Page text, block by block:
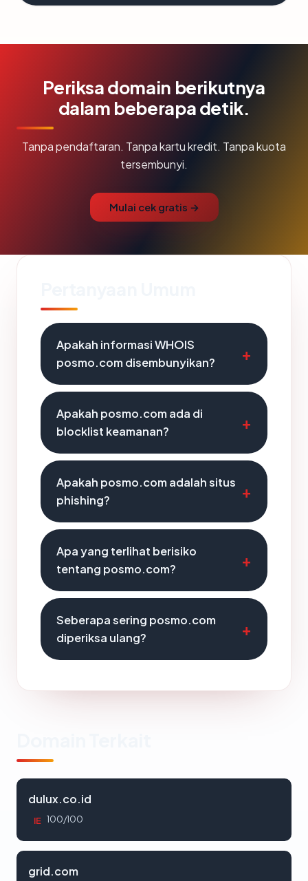
Periksa domain berikutnya
dalam beberapa detik.
Tanpa pendaftaran. Tanpa kartu kredit. Tanpa kuota
tersembunyi.
Mulai cek gratis →
Apakah informasi WHOIS
posmo.com disembunyikan?
Apakah posmo.com ada di
blocklist keamanan?
Apakah posmo.com adalah situs
phishing?
Apa yang terlihat berisiko
tentang posmo.com?
Seberapa sering posmo.com
diperiksa ulang?
dulux.co.id
IE 100/100
grid.com